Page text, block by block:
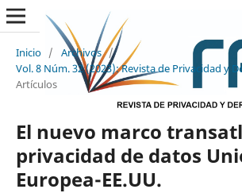
Inicio / Archivos /
Vol. 8 Núm. 32 (2023): Revista de Privacidad y
Artículos
El nuevo marco
privacidad de datos
Europea-EE.UU.